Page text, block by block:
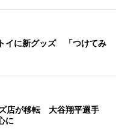
イに新グッズ 「つけてみ
店が移転 大谷翔平選手
に